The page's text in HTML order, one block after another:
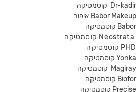
קוסמטיקה Dr-kadir
איפור Babor Makeup
קוסמטיקה Babor
קוסמטיקה Neostrata
קוסמטיקה PHD
קוסמטיקה Yonka
Magiray
קוסמטיקה Biofor
קוסמטיקה Precise